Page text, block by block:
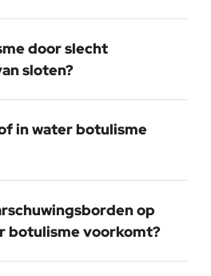
door slecht
sloten?
in water botulisme
op
botulisme voorkomt?